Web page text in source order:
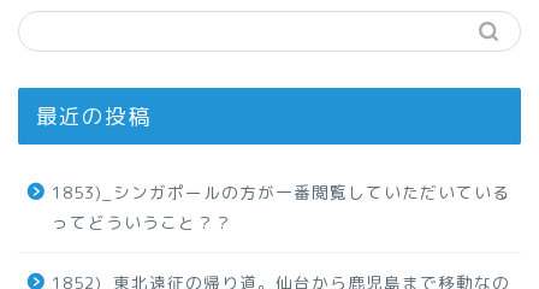
最近の投稿
1853)_シンガポールの方が一番閲覧していただいている
ってどういうこと？？
1852)_東北遠征の帰り道。仙台から鹿児島まで移動なの